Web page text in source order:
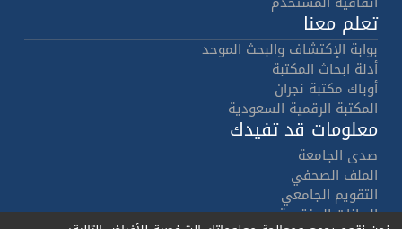
تعلم معنا
بوابة الإكتشاف والبحث الموحد
أدلة ابحاث المكتبة
أوباك مكتبة نجران
المكتبة الرقمية السعودية
معلومات قد تفيدك
صدى الجامعة
الملف الصحفي
التقويم الجامعي
البيانات المفتوحة